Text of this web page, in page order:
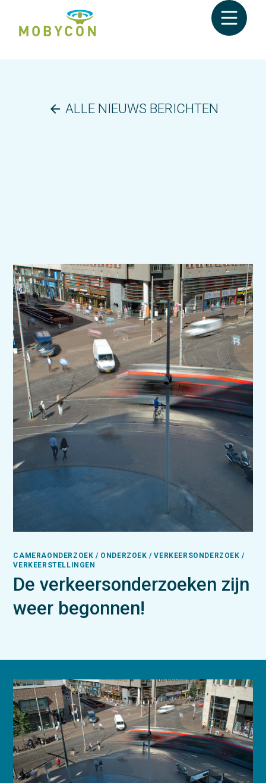
arrow_back ALLE NIEUWS BERICHTEN
CAMERAONDERZOEK / ONDERZOEK / VERKEERSONDERZOEK /
VERKEERSTELLINGEN
De verkeersonderzoeken zijn
weer begonnen!